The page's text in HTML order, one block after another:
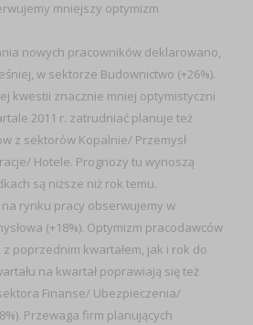
mniejszy optymizm
nowych pracowników deklarowano,
w sektorze Budownictwo (+26%).
kwestii znacznie mniej optymistyczni
2011 r. zatrudniać planuje też
z sektorów Kopalnie/ Przemysł
Hotele. Prognozy tu wynoszą
są niższe niż rok temu.
rynku pracy obserwujemy w
(+18%). Optymizm pracodawców
poprzednim kwartałem, jak i rok do
na kwartał poprawiają się też
Finanse/ Ubezpieczenia/
Przewaga firm planujących